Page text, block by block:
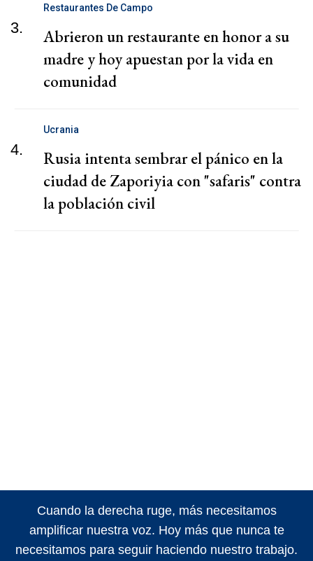
3.
Restaurantes De Campo
Abrieron un restaurante en honor a su
madre y hoy apuestan por la vida en
comunidad
4.
Ucrania
Rusia intenta sembrar el pánico en la
ciudad de Zaporiyia con "safaris" contra
la población civil
Cuando la derecha ruge, más necesitamos
amplificar nuestra voz. Hoy más que nunca te
necesitamos para seguir haciendo nuestro trabajo.